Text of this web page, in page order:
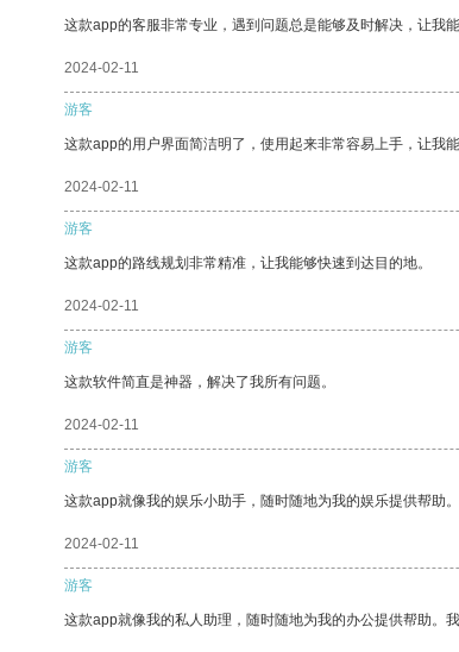
这款app的客服非常专业，遇到问题总是能够及时解决，让我能
2024-02-11
游客
这款app的用户界面简洁明了，使用起来非常容易上手，让我
2024-02-11
游客
这款app的路线规划非常精准，让我能够快速到达目的地。
2024-02-11
游客
这款软件简直是神器，解决了我所有问题。
2024-02-11
游客
这款app就像我的娱乐小助手，随时随地为我的娱乐提供帮助。
2024-02-11
游客
这款app就像我的私人助理，随时随地为我的办公提供帮助。